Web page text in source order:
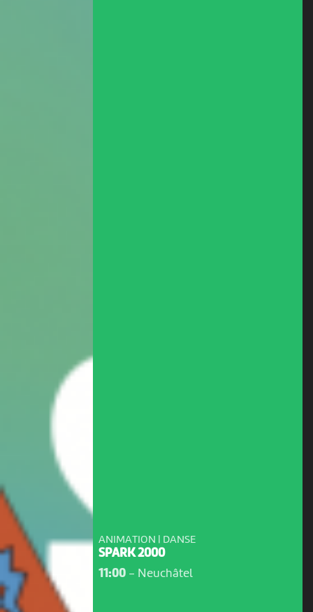
ANIMATION | DANSE
SPARK 2000
11:00- Neuchâtel